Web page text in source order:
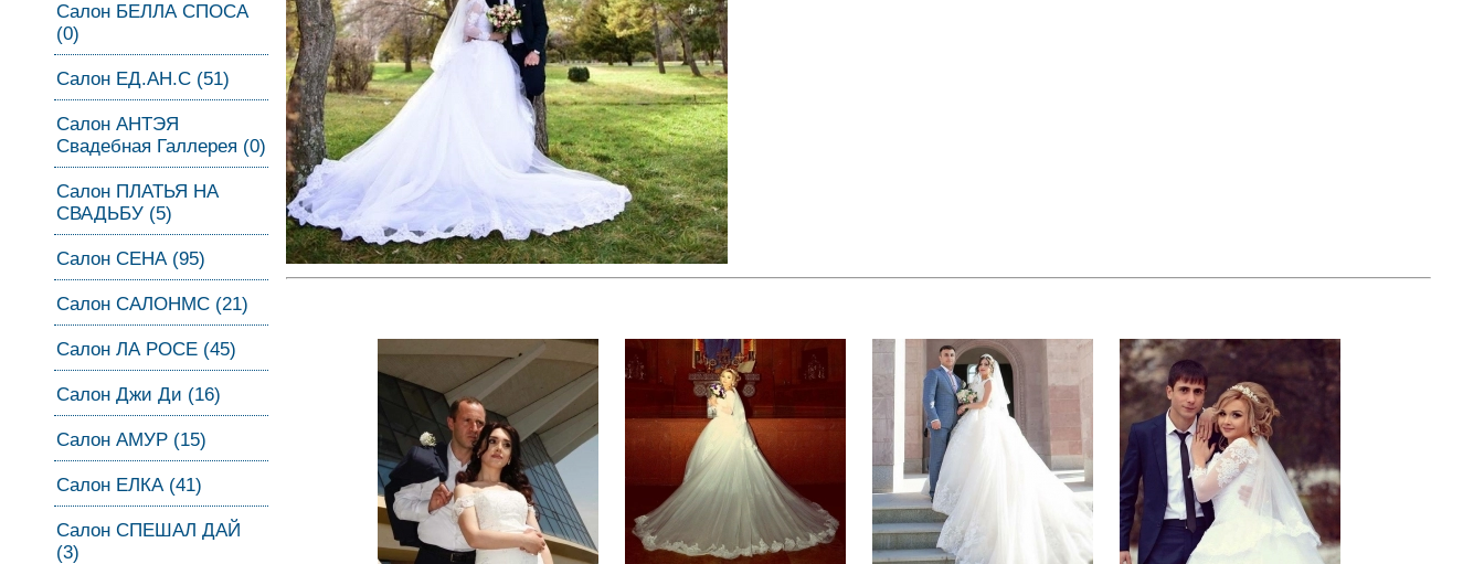
Салон БЕЛЛА СПОСА
(0)
Салон ЕД.АН.С (51)
Салон АНТЭЯ
Свадебная Галлерея (0)
Салон ПЛАТЬЯ НА
СВАДЬБУ (5)
Салон СЕНА (95)
Салон САЛОНМС (21)
Салон ЛА РОСЕ (45)
Салон Джи Ди (16)
Салон АМУР (15)
Салон ЕЛКА (41)
Салон СПЕШАЛ ДАЙ
(3)